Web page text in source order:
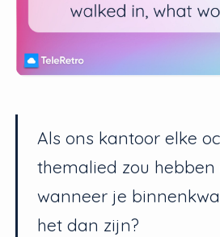
Als ons kantoor elke
themalied zou
wanneer je
het dan zijn?